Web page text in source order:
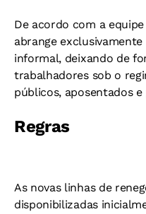
De acordo com a
abrange
informal, deixando de
trabalhadores sob o
públicos, aposentados e
Regras
As novas linhas de
disponibilizadas